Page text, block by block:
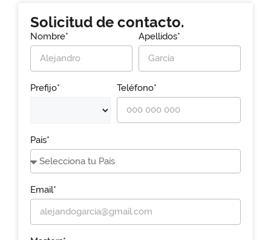
Solicitud de contacto.
Nombre* Apellidos*
Prefijo* Teléfono*
País*
Email*